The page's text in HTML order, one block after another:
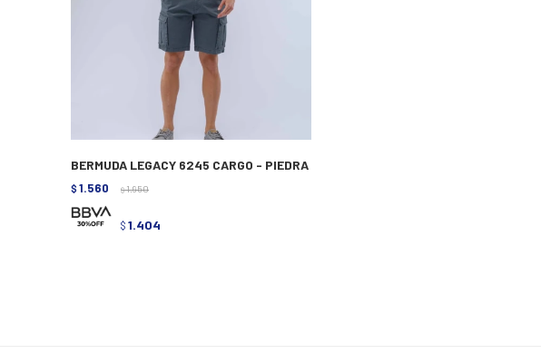
BERMUDA LEGACY 6245 CARGO - PIEDRA
$ 1.560 $ 1.950
$ 1.404